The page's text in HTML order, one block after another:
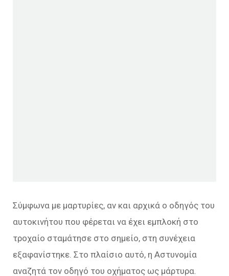
Σύμφωνα με μαρτυρίες, αν και αρχικά ο οδηγός του
αυτοκινήτου που φέρεται να έχει εμπλοκή στο
τροχαίο σταμάτησε στο σημείο, στη συνέχεια
εξαφανίστηκε. Στο πλαίσιο αυτό, η Αστυνομία
αναζητά τον οδηγό του οχήματος ως μάρτυρα.